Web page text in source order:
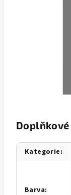
Kategorie:
Barva: